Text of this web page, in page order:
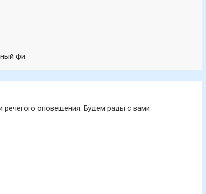
фи
оповещения. Будем рады с вами